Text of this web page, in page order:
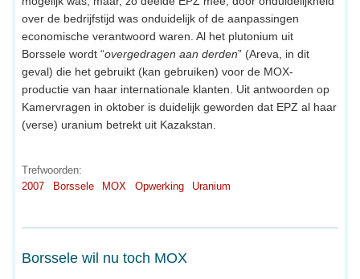
over de bedrijfstijd was onduidelijk of de aanpassingen
economische verantwoord waren. Al het plutonium uit
Borssele wordt “overgedragen aan derden” (Areva, in dit
geval) die het gebruikt (kan gebruiken) voor de MOX-
productie van haar internationale klanten. Uit antwoorden op
Kamervragen in oktober is duidelijk geworden dat EPZ al haar
(verse) uranium betrekt uit Kazakstan.
Trefwoorden:
2007
Borssele MOX Opwerking Uranium
Borssele wil nu toch MOX